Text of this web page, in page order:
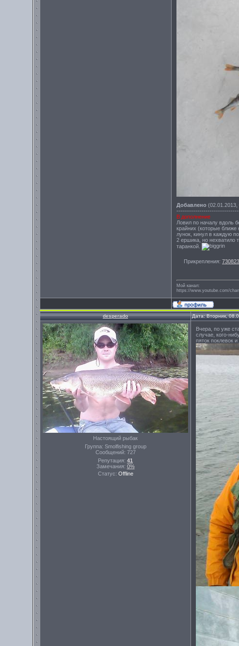
Добавлено (02.01.2013,
В дополнение
Ловил по началу вдоль
крайних (которые ближе
лунок, кинул в каждую
2 ершика, но нехватило
таранкой.
Прикрепления:
Мой канал:
https://www.youtube.com/
desperado Дата: Вторник,
Настоящий рыбак
Группа: Smolfishing group
Сообщений: 727
Репутация: 41
Замечания: 0%
Статус: Offline
Вчера, по уже
случае, кого-
пяток поклевок